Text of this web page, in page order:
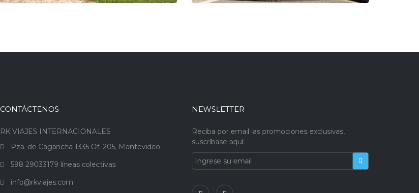
CONTÁCTENOS
RK VIAJES INTERNACIONALES
Pza. de Cagancha 1335 Of. 205, Montevideo
598 29033179 líneas colectivas
info@rkviajes.com
NEWSLETTER
Reciba por email las promociones exclusivas,
suscríbase aquí: